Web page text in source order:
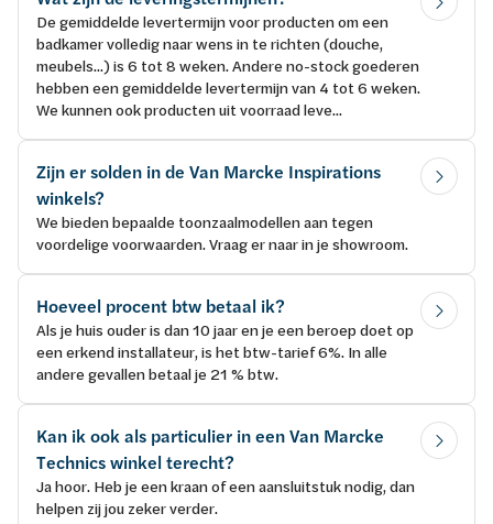
De gemiddelde levertermijn voor producten om een
badkamer volledig naar wens in te richten (douche,
meubels...) is 6 tot 8 weken. Andere no-stock goederen
hebben een gemiddelde levertermijn van 4 tot 6 weken.
We kunnen ook producten uit voorraad leve...
Zijn er solden in de Van Marcke Inspirations
winkels?
We bieden bepaalde toonzaalmodellen aan tegen
voordelige voorwaarden. Vraag er naar in je showroom.
Hoeveel procent btw betaal ik?
Als je huis ouder is dan 10 jaar en je een beroep doet op
een erkend installateur, is het btw-tarief 6%. In alle
andere gevallen betaal je 21 % btw.
Kan ik ook als particulier in een Van Marcke
Technics winkel terecht?
Ja hoor. Heb je een kraan of een aansluitstuk nodig, dan
helpen zij jou zeker verder.